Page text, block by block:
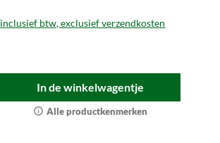
inclusief btw, exclusief verzendkosten
In de winkelwagentje
Alle productkenmerken